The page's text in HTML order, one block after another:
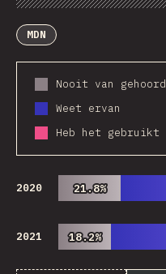
Chart Data
MDN
Nooit van gehoord
Weet ervan
Heb het gebruikt
2020 21.8%
21.8%
2021 18.2%
18.2%